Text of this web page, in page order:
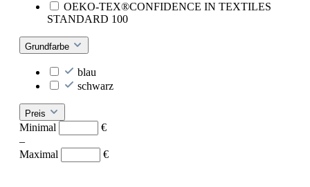
OEKO-TEX®CONFIDENCE IN TEXTILES
STANDARD 100
Grundfarbe
blau
schwarz
Preis
Minimal
€
–
Maximal
€